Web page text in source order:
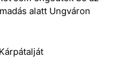
alatt Ungváron